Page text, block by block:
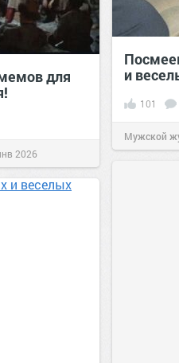
для
2026
и
101
Мужской